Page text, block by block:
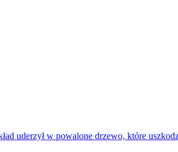
uderzył w powalone drzewo, które